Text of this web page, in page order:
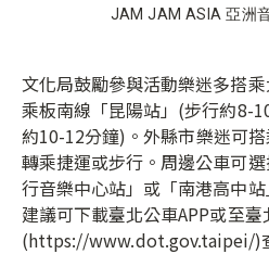
JAM JAM ASIA 亞洲
文化局鼓勵參與活動樂迷多搭
乘板南線「昆陽站」(步行約8-
約10-12分鐘)。外縣市樂迷可
轉乘捷運或步行。周邊公車可
行音樂中心站」或「南港高中
建議可下載臺北公車APP或至
(https://www.dot.gov.taipei/)